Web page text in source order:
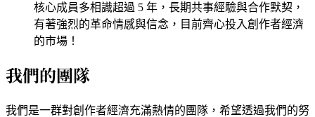
核心成員多相識超過 5 年，長期共事經驗與合作默契，
有著強烈的革命情感與信念，目前齊心投入創作者經濟
的市場！
我們的團隊
我們是一群對創作者經濟充滿熱情的團隊，希望透過我們的努